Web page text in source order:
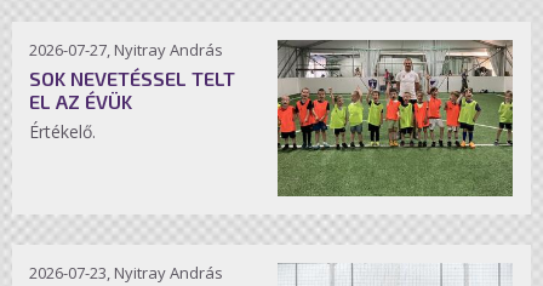
2026-07-27, Nyitray András
SOK NEVETÉSSEL TELT
EL AZ ÉVÜK
Értékelő.
2026-07-23, Nyitray András